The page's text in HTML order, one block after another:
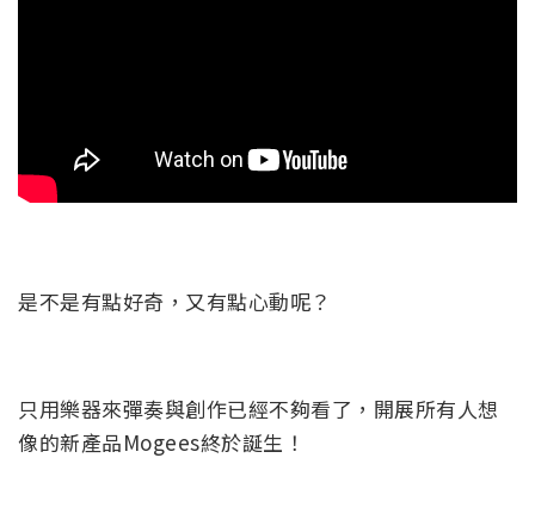
是不是有點好奇，又有點心動呢？
只用樂器來彈奏與創作已經不夠看了，開展所有人想
像的新產品Mogees終於誕生！